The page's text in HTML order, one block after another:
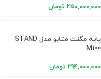
250,000,000 تومان
پایه مگنت متابو مدل STAND
M100
294,000,000 تومان